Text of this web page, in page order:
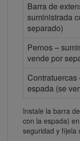
Barra de
suministrada
separado)
Pernos –
vende por
espada (se
Instale la barra
con la espada)
seguridad y fíjela